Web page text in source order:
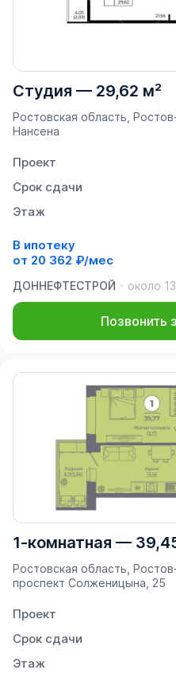
Студия — 29,62 м²
Ростовская область,
Нансена
Проект
Срок сдачи
Этаж
В ипотеку
от 20 362 ₽/мес
ДОННЕФТЕСТРОЙ
около
Позвонить
1-комнатная —
Ростовская область,
проспект Солженицына, 25
Проект
Срок сдачи
Этаж